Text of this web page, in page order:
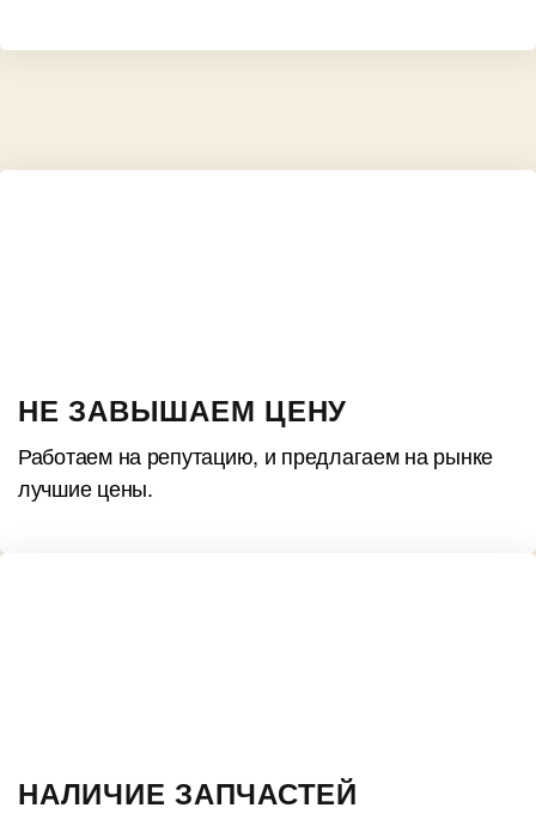
НЕ ЗАВЫШАЕМ ЦЕНУ
Работаем на репутацию, и предлагаем на рынке
лучшие цены.
НАЛИЧИЕ ЗАПЧАСТЕЙ